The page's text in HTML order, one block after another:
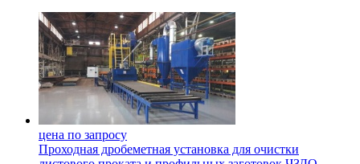
цена по запросу
Проходная дробеметная установка для очистки